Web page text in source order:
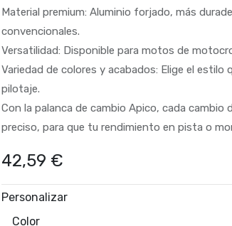
Material premium: Aluminio forjado, más
convencionales.
Versatilidad: Disponible para motos de
Variedad de colores y acabados: Elige el
pilotaje.
Con la palanca de cambio Apico, cada cambio
preciso, para que tu rendimiento en pista o
42,59 €
Personalizar
Color